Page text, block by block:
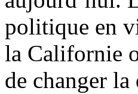
politique en
la Californie
de changer